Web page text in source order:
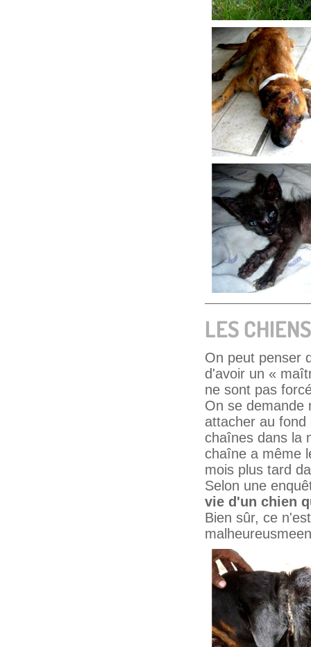
LES
On peut penser
d'avoir un «
ne sont pas
On se demande
attacher au
chaînes dans la
chaîne a même
mois plus tard
Selon une
vie d'un chien
Bien sûr, ce